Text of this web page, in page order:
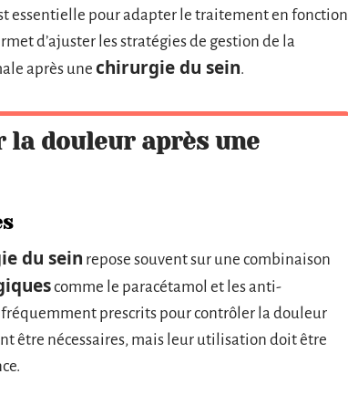
essentielle pour adapter le traitement en fonction
d’ajuster les stratégies de gestion de la
après une chirurgie du sein.
la douleur après une
du sein repose souvent sur une combinaison
comme le paracétamol et les anti-
prescrits pour contrôler la douleur
être nécessaires, mais leur utilisation doit être